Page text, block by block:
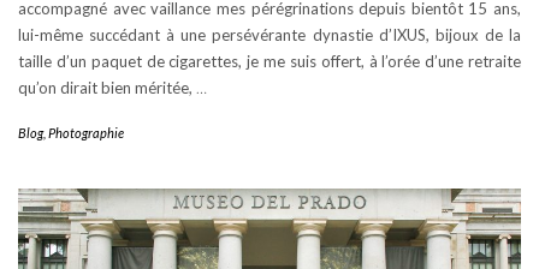
accompagné avec vaillance mes pérégrinations depuis bientôt 15 ans,
lui-même succédant à une persévérante dynastie d’IXUS, bijoux de la
taille d’un paquet de cigarettes, je me suis offert, à l’orée d’une retraite
qu’on dirait bien méritée, …
Blog, Photographie